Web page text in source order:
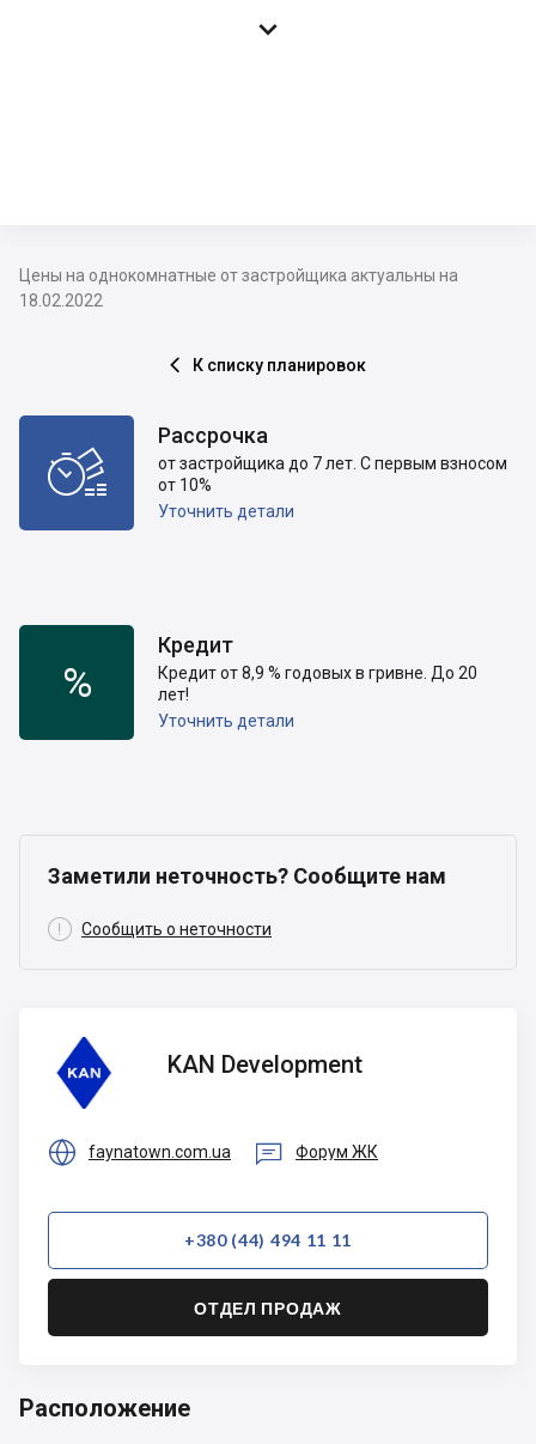

Цены на однокомнатные от застройщика актуальны на
18.02.2022
 К списку планировок

Рассрочка
от застройщика до 7 лет. С первым взносом
от 10%
Уточнить детали
%
Кредит
Кредит от 8,9 % годовых в гривне. До 20
лет!
Уточнить детали
Заметили неточность? Сообщите нам
 Сообщить о неточности
KAN
Development
KAN Development
 faynatown.com.ua  Форум ЖК
+380 (44) 494 11 11
ОТДЕЛ ПРОДАЖ
Расположение